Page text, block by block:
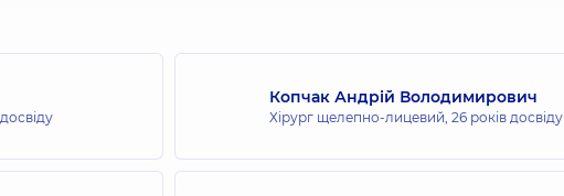
Копчак Андрій Володимирович
Хірург щелепно-лицевий, 26 років досвіду